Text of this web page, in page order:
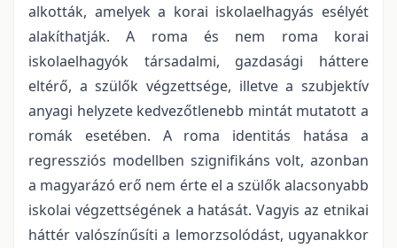
alkották, amelyek a korai iskolaelhagyás esélyét
alakíthatják. A roma és nem roma korai
iskolaelhagyók társadalmi, gazdasági háttere
eltérő, a szülők végzettsége, illetve a szubjektív
anyagi helyzete kedvezőtlenebb mintát mutatott a
romák esetében. A roma identitás hatása a
regressziós modellben szignifikáns volt, azonban
a magyarázó erő nem érte el a szülők alacsonyabb
iskolai végzettségének a hatását. Vagyis az etnikai
háttér valószínűsíti a lemorzsolódást, ugyanakkor